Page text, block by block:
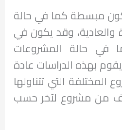
مبسطة كما في حالة
والعادية، وقد يكون في
حالة المشروعات
بهذه الدراسات عادة
التي تتناولها
من مشروع لآخر حسب